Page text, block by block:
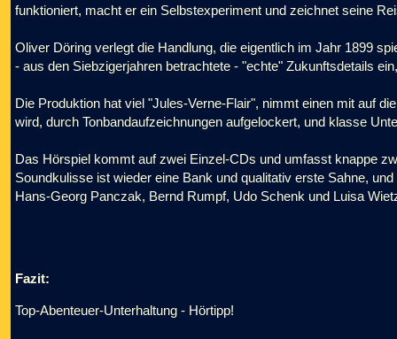
funktioniert, macht er ein Selbstexperiment und zeichnet seine
Oliver Döring verlegt die Handlung, die eigentlich im Jahr 1899
- aus den Siebzigerjahren betrachtete - "echte" Zukunftsdetails
Die Produktion hat viel "Jules-Verne-Flair", nimmt einen mit auf
wird, durch Tonbandaufzeichnungen aufgelockert, und klasse
Das Hörspiel kommt auf zwei Einzel-CDs und umfasst knappe
Soundkulisse ist wieder eine Bank und qualitativ erste Sahne,
Hans-Georg Panczak, Bernd Rumpf, Udo Schenk und Luisa
Fazit:
Top-Abenteuer-Unterhaltung - Hörtipp!